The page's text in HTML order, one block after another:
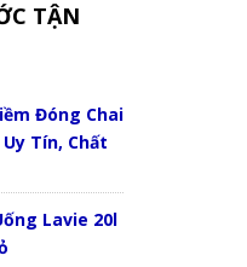
TẬN
Đóng Chai
Tín, Chất
Lavie 20l